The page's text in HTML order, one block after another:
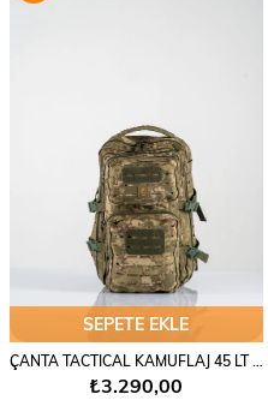
SEPETE EKLE
₺3.290,00